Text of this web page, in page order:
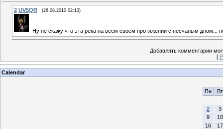
2 UV5QR (26.08.2010 02:13)
Ну не скажу что эта река на всем своем протяжении с песчаным дном...
Добавлять комментарии
[
Calendar
Пн
Вт
2
3
9
10
16
17